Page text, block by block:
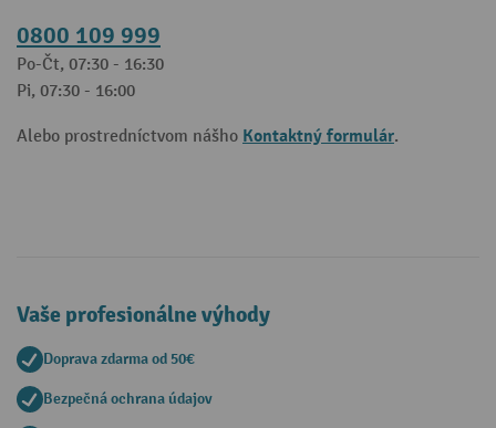
0800 109 999
Po-Čt, 07:30 - 16:30
Pi, 07:30 - 16:00
Alebo prostredníctvom nášho Kontaktný formulár.
Vaše profesionálne výhody
Doprava zdarma od 50€
Bezpečná ochrana údajov